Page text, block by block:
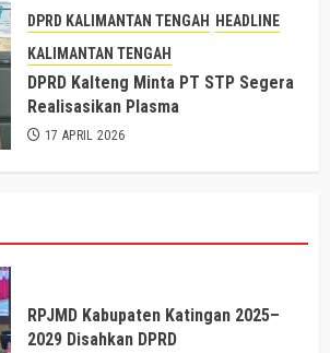
DPRD KALIMANTAN TENGAH
HEADLINE
KALIMANTAN TENGAH
DPRD Kalteng Minta PT STP Segera
Realisasikan Plasma
17 APRIL 2026
RPJMD Kabupaten Katingan 2025–
2029 Disahkan DPRD